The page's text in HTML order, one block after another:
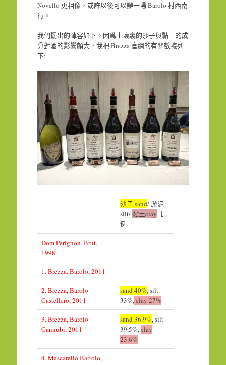
Novello 更相像，或許以後可以辦一場 Barolo 村西南
行。
我們擺出的陣容如下。因爲土壤裏的沙子與黏土的成
分對酒的影響頗大，我把 Brezza 官網的有關數據列
下:
沙子 sand/ 淤泥
silt/黏土clay 比
例
Dom Perignon, Brut,
1998
1. Brezza, Barolo, 2011
2. Brezza, Barolo
Castellero, 2011
sand 40%, silt
33%,clay 27%
3. Brezza, Barolo
Cannubi, 2011
sand 36.9%, silt
39.5%,clay
23.6%
4. Mascarello Bartolo,